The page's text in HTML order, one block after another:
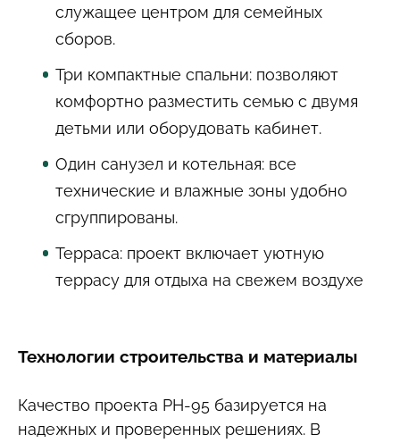
служащее центром для семейных
сборов.
Три компактные спальни: позволяют
комфортно разместить семью с двумя
детьми или оборудовать кабинет.
Один санузел и котельная: все
технические и влажные зоны удобно
сгруппированы.
Терраса: проект включает уютную
террасу для отдыха на свежем воздухе
Технологии строительства и материалы
Качество проекта РН-95 базируется на
надежных и проверенных решениях. В